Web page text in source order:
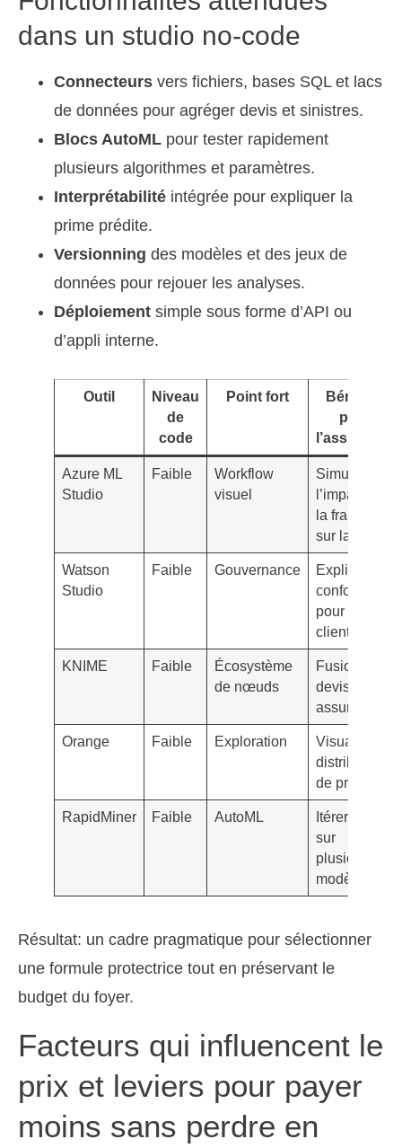
dans un studio no-code
Connecteurs vers fichiers, bases SQL et lacs
de données pour agréger devis et sinistres.
Blocs AutoML pour tester rapidement
plusieurs algorithmes et paramètres.
Interprétabilité intégrée pour expliquer la
prime prédite.
Versionning des modèles et des jeux de
données pour rejouer les analyses.
Déploiement simple sous forme d’API ou
d’appli interne.
Outil
Niveau
de
code
Point fort
Bénéfice
pour
l’assurance
Azure ML
Studio
Faible
Workflow
visuel
Simuler
l’impact de
la franchise
sur la prime
Watson
Studio
Faible Gouvernance
Explications
conformes
pour le
client
KNIME Faible
Écosystème
de nœuds
Fusionner
devis multi-
assureurs
Orange Faible Exploration
Visualiser
distributions
de primes
RapidMiner Faible AutoML
Itérer vite
sur
plusieurs
modèles
Résultat: un cadre pragmatique pour sélectionner
une formule protectrice tout en préservant le
budget du foyer.
Facteurs qui influencent le
prix et leviers pour payer
moins sans perdre en